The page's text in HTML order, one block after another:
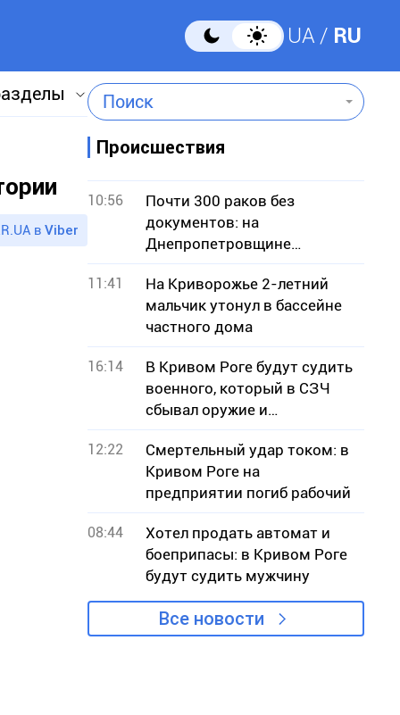
UA RU
Поиск
в Viber
Происшествия
10:56
Почти 300 раков без
документов: на
Днепропетровщине
разоблачили незаконную
продажу
11:41
На Криворожье 2-летний
мальчик утонул в бассейне
частного дома
16:14
В Кривом Роге будут судить
военного, который в СЗЧ
сбывал оружие и
боеприпасы
12:22
Смертельный удар током: в
Кривом Роге на
предприятии погиб рабочий
08:44
Хотел продать автомат и
боеприпасы: в Кривом Роге
будут судить мужчину
Все новости